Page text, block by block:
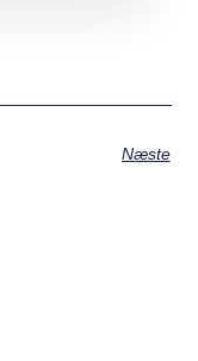
Næste